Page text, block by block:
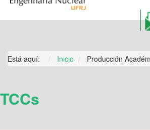
Está aquí: Inicio Producción
TCCs